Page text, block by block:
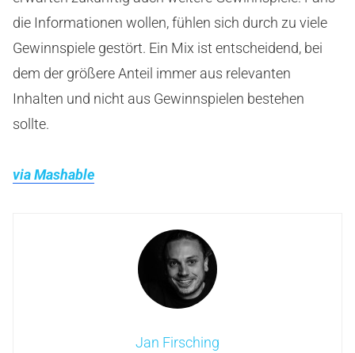
die Informationen wollen, fühlen sich durch zu viele
Gewinnspiele gestört. Ein Mix ist entscheidend, bei
dem der größere Anteil immer aus relevanten
Inhalten und nicht aus Gewinnspielen bestehen
sollte.
via Mashable
Jan Firsching